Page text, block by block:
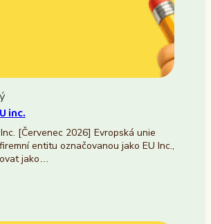
inc.
[Červenec 2026] Evropská unie
entitu označovanou jako EU Inc.,
jako…